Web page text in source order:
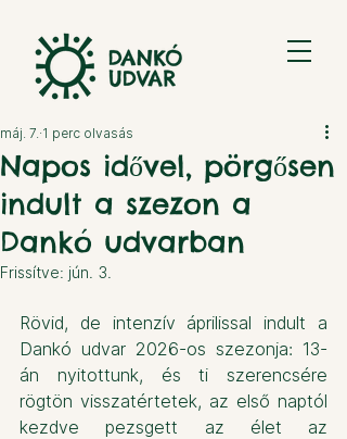
Napos idővel, pörgősen
indult a szezon a
Dankó udvarban
máj. 7. 1 perc olvasás
Frissítve: jún. 3.
Rövid, de intenzív áprilissal indult a
Dankó udvar 2026-os szezonja: 13-
án nyitottunk, és ti szerencsére
rögtön visszatértetek, az első naptól
kezdve pezsgett az élet az